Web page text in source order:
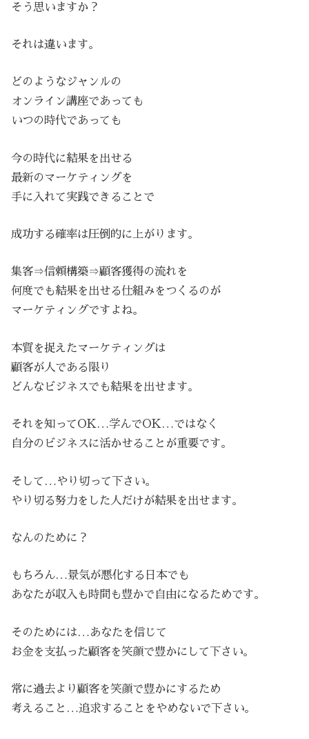
そう思いますか？
それは違います。
どのようなジャンルの
オンライン講座であっても
いつの時代であっても
今の時代に結果を出せる
最新のマーケティングを
手に入れて実践できることで
成功する確率は圧倒的に上がります。
集客⇒信頼構築⇒顧客獲得の流れを
何度でも結果を出せる仕組みをつくるのが
マーケティングですよね。
本質を捉えたマーケティングは
顧客が人である限り
どんなビジネスでも結果を出せます。
それを知ってOK…学んでOK…ではなく
自分のビジネスに活かせることが重要です。
そして…やり切って下さい。
やり切る努力をした人だけが結果を出せます。
なんのために？
もちろん…景気が悪化する日本でも
あなたが収入も時間も豊かで自由になるためです。
そのためには…あなたを信じて
お金を支払った顧客を笑顔で豊かにして下さい。
常に過去より顧客を笑顔で豊かにするため
考えること…追求することをやめないで下さい。